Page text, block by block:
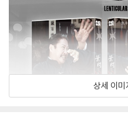
상세 이미